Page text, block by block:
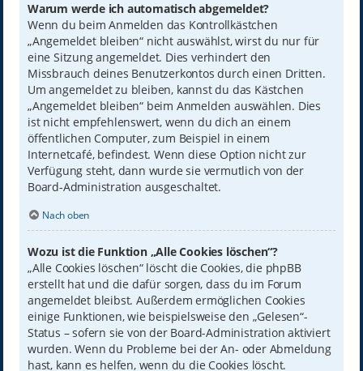
Warum werde ich automatisch abgemeldet?
Wenn du beim Anmelden das Kontrollkästchen
„Angemeldet bleiben“ nicht auswählst, wirst du nur für
eine Sitzung angemeldet. Dies verhindert den
Missbrauch deines Benutzerkontos durch einen Dritten.
Um angemeldet zu bleiben, kannst du das Kästchen
„Angemeldet bleiben“ beim Anmelden auswählen. Dies
ist nicht empfehlenswert, wenn du dich an einem
öffentlichen Computer, zum Beispiel in einem
Internetcafé, befindest. Wenn diese Option nicht zur
Verfügung steht, dann wurde sie vermutlich von der
Board-Administration ausgeschaltet.
Nach oben
Wozu ist die Funktion „Alle Cookies löschen“?
„Alle Cookies löschen“ löscht die Cookies, die phpBB
erstellt hat und die dafür sorgen, dass du im Forum
angemeldet bleibst. Außerdem ermöglichen Cookies
einige Funktionen, wie beispielsweise den „Gelesen“-
Status – sofern sie von der Board-Administration aktiviert
wurden. Wenn du Probleme bei der An- oder Abmeldung
hast, kann es helfen, wenn du die Cookies löscht.